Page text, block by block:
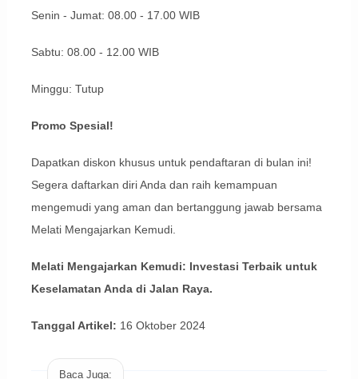
Senin - Jumat: 08.00 - 17.00 WIB
Sabtu: 08.00 - 12.00 WIB
Minggu: Tutup
Promo Spesial!
Dapatkan diskon khusus untuk pendaftaran di bulan ini!
Segera daftarkan diri Anda dan raih kemampuan
mengemudi yang aman dan bertanggung jawab bersama
Melati Mengajarkan Kemudi.
Melati Mengajarkan Kemudi: Investasi Terbaik untuk
Keselamatan Anda di Jalan Raya.
Tanggal Artikel: 16 Oktober 2024
Baca Juga: